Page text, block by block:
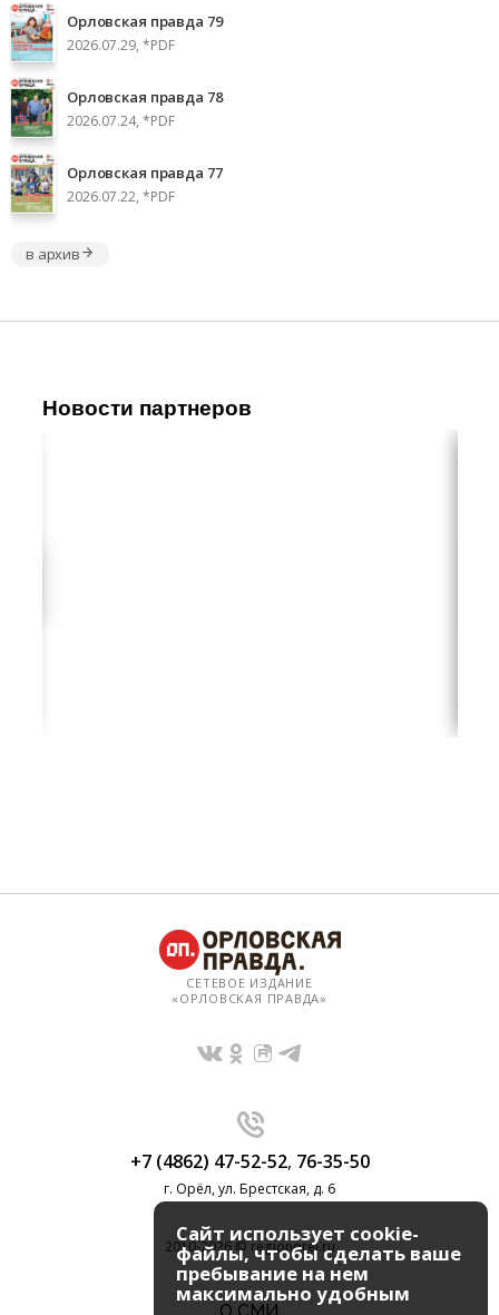
Орловская правда 79
2026.07.29, *PDF
Орловская правда 78
2026.07.24, *PDF
Орловская правда 77
2026.07.22, *PDF
в архив
Новости партнеров
СЕТЕВОЕ ИЗДАНИЕ
«ОРЛОВСКАЯ ПРАВДА»
+7 (4862) 47-52-52, 76-35-50
г. Орёл, ул. Брестская, д. 6
2010-2026 © regionorel.ru
Сайт использует cookie-
файлы, чтобы сделать ваше
пребывание на нем
максимально удобным